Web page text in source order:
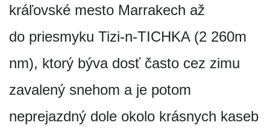
kráľovské mesto Marrakech až
do priesmyku Tizi-n-TICHKA (2 260m
nm), ktorý býva dosť často cez zimu
zavalený snehom a je potom
neprejazdný dole okolo krásnych kaseb